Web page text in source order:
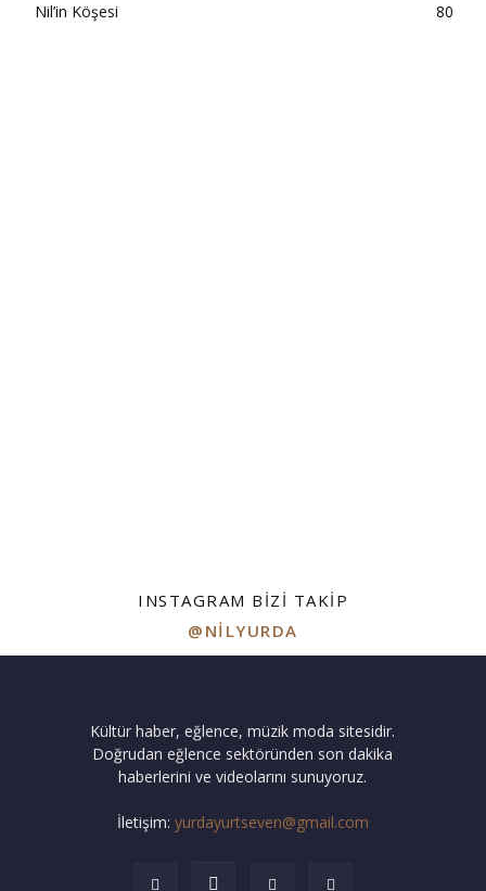
Nil’in Köşesi
80
INSTAGRAM BIZI TAKIP
@NILYURDA
Kültür haber, eğlence, müzik moda sitesidir.
Doğrudan eğlence sektöründen son dakika
haberlerini ve videolarını sunuyoruz.
İletişim: yurdayurtseven@gmail.com